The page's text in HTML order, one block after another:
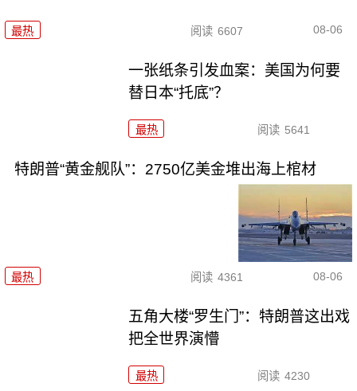
最热 阅读 6607 08-06
一张纸条引发血案：美国为何要
替日本“托底”？
最热 阅读 5641
特朗普“黄金舰队”：2750亿美金堆出海上棺材
最热 阅读 4361 08-06
五角大楼“罗生门”：特朗普这出戏
把全世界演懵
最热 阅读 4230